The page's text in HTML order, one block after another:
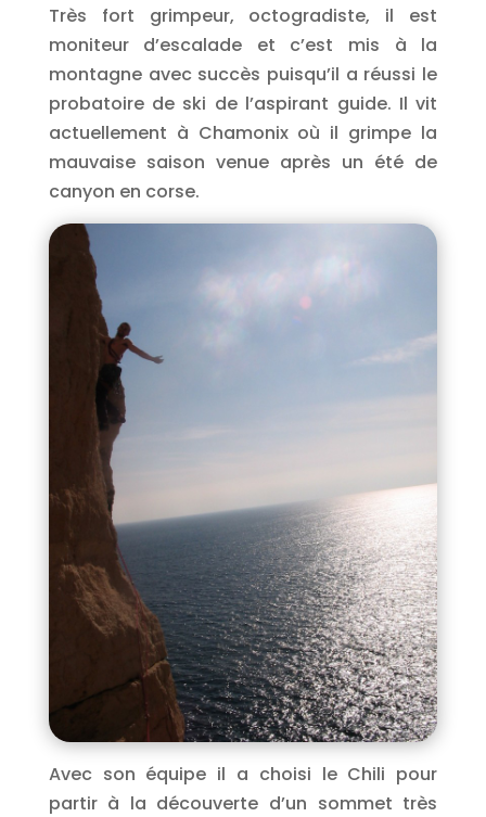
Très fort grimpeur, octogradiste, il est
moniteur d’escalade et c’est mis à la
montagne avec succès puisqu’il a réussi le
probatoire de ski de l’aspirant guide. Il vit
actuellement à Chamonix où il grimpe la
mauvaise saison venue après un été de
canyon en corse.
Avec son équipe il a choisi le Chili pour
partir à la découverte d’un sommet très